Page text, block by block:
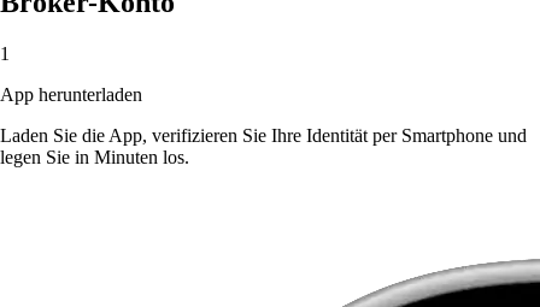
1
App herunterladen
Laden Sie die App, verifizieren Sie Ihre Identität per Smartphone und
legen Sie in Minuten los.